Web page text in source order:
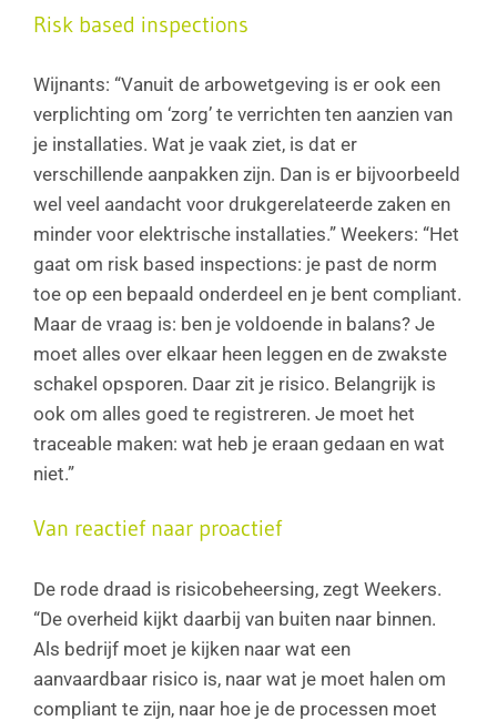
Risk based inspections
Wijnants: “Vanuit de arbowetgeving is er ook een
verplichting om ‘zorg’ te verrichten ten aanzien van
je installaties. Wat je vaak ziet, is dat er
verschillende aanpakken zijn. Dan is er bijvoorbeeld
wel veel aandacht voor drukgerelateerde zaken en
minder voor elektrische installaties.” Weekers: “Het
gaat om risk based inspections: je past de norm
toe op een bepaald onderdeel en je bent compliant.
Maar de vraag is: ben je voldoende in balans? Je
moet alles over elkaar heen leggen en de zwakste
schakel opsporen. Daar zit je risico. Belangrijk is
ook om alles goed te registreren. Je moet het
traceable maken: wat heb je eraan gedaan en wat
niet.”
Van reactief naar proactief
De rode draad is risicobeheersing, zegt Weekers.
“De overheid kijkt daarbij van buiten naar binnen.
Als bedrijf moet je kijken naar wat een
aanvaardbaar risico is, naar wat je moet halen om
compliant te zijn, naar hoe je de processen moet